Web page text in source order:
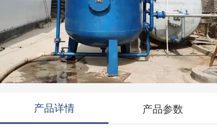
过滤净化设备
产品详情 产品参数